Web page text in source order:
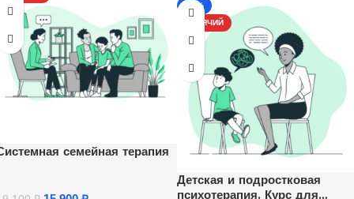
семейная терапия
-17%
ГОРЯЧИЙ
Детская и подростковая
психотерапия. Курс для